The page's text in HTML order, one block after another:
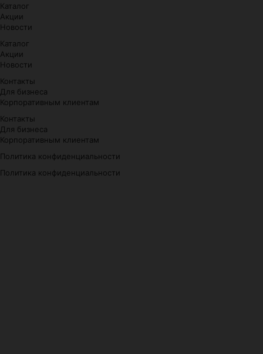
Каталог
Акции
Новости
Каталог
Акции
Новости
Контакты
Для бизнеса
Корпоративным клиентам
Контакты
Для бизнеса
Корпоративным клиентам
Политика конфиденциальности
Политика конфиденциальности